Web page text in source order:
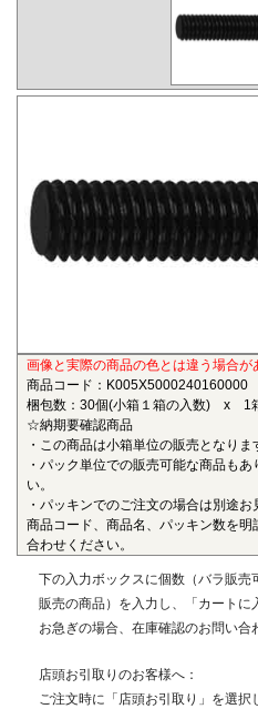
どをバランスよく備え、かつ透
ら、電気・電子分野から自動車
■ポリフェニレンサルファイド
す。優れた耐熱性を有し、高温
も物性劣化はほとんどありませ
特性、電気的特性、および寸法
部品、自動車部品、化学機械部
ポリアミドMXD6をベースポリ
強化した結晶性のエンジニアリ
プラの中で最も大きい強度・弾
にも優れることから、金属の代
部品、一般機械、精密機械部品
建築用部材などの用いられていま
■ポリエーテルエーテルケトン
半結晶性の最高級性能を有す
プラスチックです。エンプラの
す。また、耐熱性、耐摩耗性、
れ、OA機器分野、自動車分野
画像と実際の商品の色とは違う場合が
商品コード：K005X5000240160000
梱包数：30個(小箱１箱の入数) x 1
☆納期要確認商品
・この商品は小箱単位の販売となりま
・パック単位での販売可能な商品も
い。
・パッキンでのご注文の場合は別途お
商品コード、商品名、パッキン数を
合わせください。
下の入力ボックスに個数（バラ販売
販売の商品）を入力し、「カートに
お急ぎの場合、在庫確認のお問い合
店頭お引取りのお客様へ：
ご注文時に「店頭お引取り」を選